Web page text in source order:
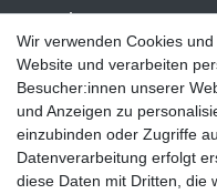
Kontakt
LAXARA:
Zeppelinstraße 4, 89604
E-mail:
info@laxara.de
E-mail:
Wir verwenden Cookies
Website und verarbeiten
Besucher:innen unserer
und Anzeigen zu
einzubinden oder Zugriffe
Datenverarbeitung erfolgt
diese Daten mit Dritten, die